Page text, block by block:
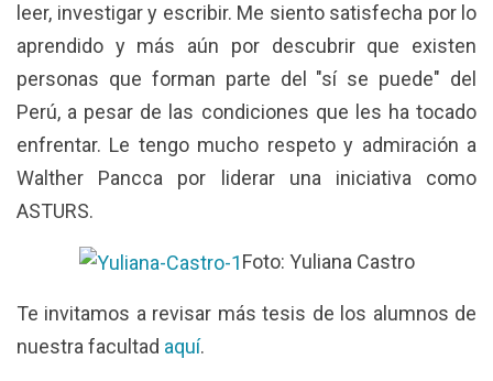
leer, investigar y escribir. Me siento satisfecha por lo
aprendido y más aún por descubrir que existen
personas que forman parte del "sí se puede" del
Perú, a pesar de las condiciones que les ha tocado
enfrentar. Le tengo mucho respeto y admiración a
Walther Pancca por liderar una iniciativa como
ASTURS.
Foto: Yuliana Castro
Te invitamos a revisar más tesis de los alumnos de
nuestra facultad aquí.